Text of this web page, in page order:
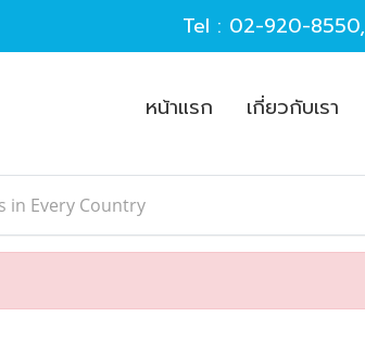
Tel : 02-920-8550,
หน้าแรก เกี่ยวกับเรา
in Every Country